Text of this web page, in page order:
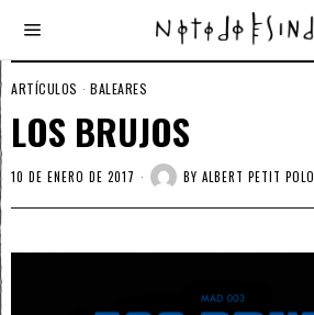
ARTÍCULOS · BALEARES
LOS BRUJOS
10 DE ENERO DE 2017 BY ALBERT PETIT POLO